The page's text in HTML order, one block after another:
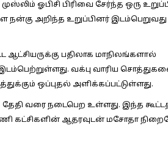
ஓபிசி பிரிவை சேர்ந்த ஒரு
நன்கு அறிந்த உறுப்பினர்
ஆட்சியருக்கு பதிலாக மாநிலங்களால்
வக்பு வாரிய
ஒப்புதல் அளிக்கப்பட்டுள்ளது.
தேதி வரை நடைபெற உள்ளது. இந்த
கட்சிகளின் ஆதரவுடன் மசோதா